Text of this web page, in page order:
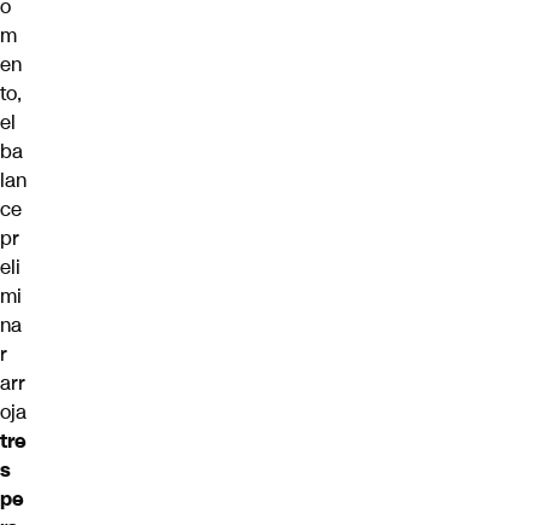
o
m
en
to,
el
ba
lan
ce
pr
eli
mi
na
r
arr
oja
tre
s
pe